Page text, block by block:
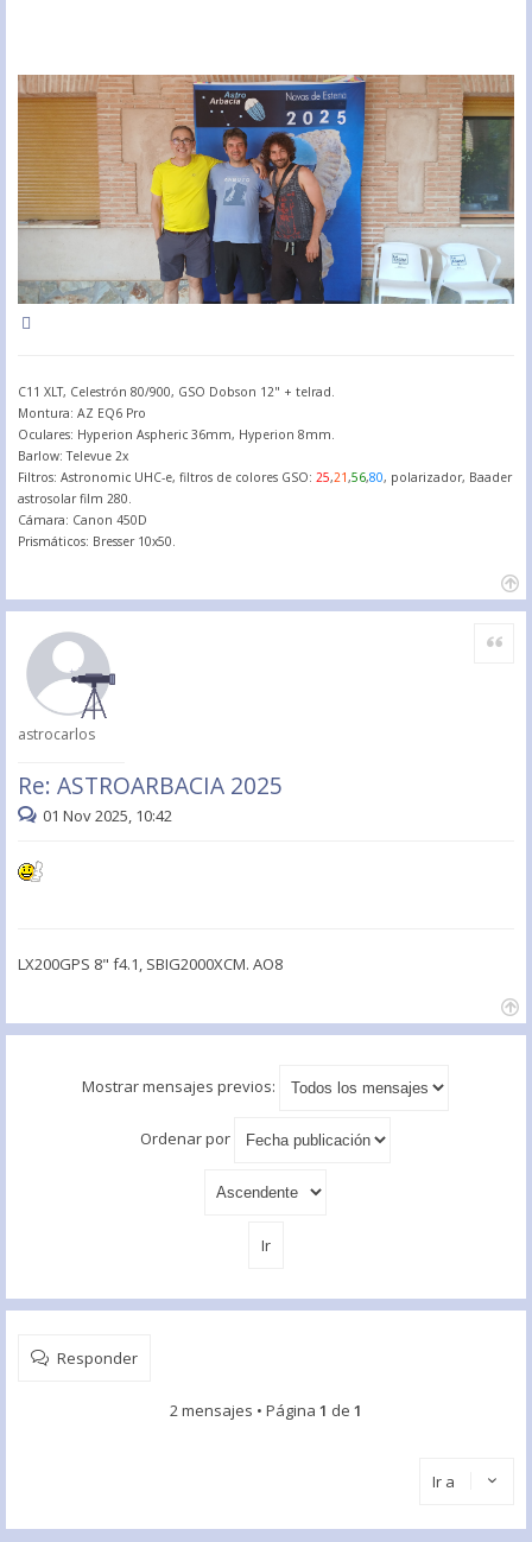
C11 XLT, Celestrón 80/900, GSO Dobson 12" + telrad.
Montura: AZ EQ6 Pro
Oculares: Hyperion Aspheric 36mm, Hyperion 8mm.
Barlow: Televue 2x
Filtros: Astronomic UHC-e, filtros de colores GSO: 25,21,56,80, polarizador, Baader
astrosolar film 280.
Cámara: Canon 450D
Prismáticos: Bresser 10x50.
astrocarlos
Re: ASTROARBACIA 2025
Citar
01 Nov 2025, 10:42
LX200GPS 8" f4.1, SBIG2000XCM. AO8
Mostrar mensajes previos:
Ordenar por
Responder
2 mensajes • Página 1 de 1
Ir a